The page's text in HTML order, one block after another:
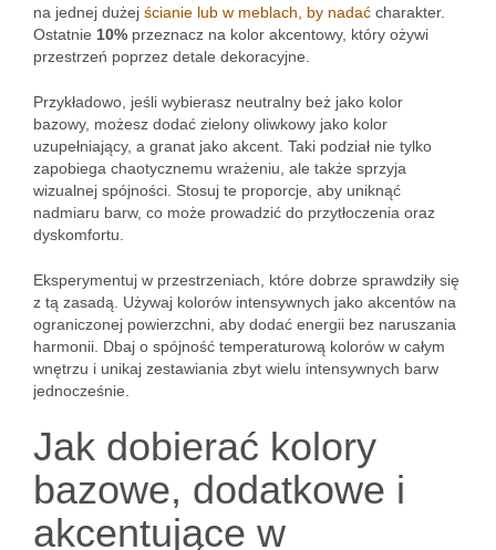
na jednej dużej ścianie lub w meblach, by nadać charakter.
Ostatnie 10% przeznacz na kolor akcentowy, który ożywi
przestrzeń poprzez detale dekoracyjne.
Przykładowo, jeśli wybierasz neutralny beż jako kolor
bazowy, możesz dodać zielony oliwkowy jako kolor
uzupełniający, a granat jako akcent. Taki podział nie tylko
zapobiega chaotycznemu wrażeniu, ale także sprzyja
wizualnej spójności. Stosuj te proporcje, aby uniknąć
nadmiaru barw, co może prowadzić do przytłoczenia oraz
dyskomfortu.
Eksperymentuj w przestrzeniach, które dobrze sprawdziły się
z tą zasadą. Używaj kolorów intensywnych jako akcentów na
ograniczonej powierzchni, aby dodać energii bez naruszania
harmonii. Dbaj o spójność temperaturową kolorów w całym
wnętrzu i unikaj zestawiania zbyt wielu intensywnych barw
jednocześnie.
Jak dobierać kolory
bazowe, dodatkowe i
akcentujące w